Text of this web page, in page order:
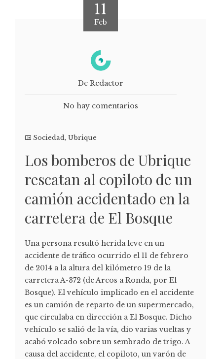
11
Feb
De Redactor
No hay comentarios
Sociedad, Ubrique
Los bomberos de Ubrique
rescatan al copiloto de un
camión accidentado en la
carretera de El Bosque
Una persona resultó herida leve en un
accidente de tráfico ocurrido el 11 de febrero
de 2014 a la altura del kilómetro 19 de la
carretera A-372 (de Arcos a Ronda, por El
Bosque). El vehículo implicado en el accidente
es un camión de reparto de un supermercado,
que circulaba en dirección a El Bosque. Dicho
vehículo se salió de la vía, dio varias vueltas y
acabó volcado sobre un sembrado de trigo. A
causa del accidente, el copiloto, un varón de